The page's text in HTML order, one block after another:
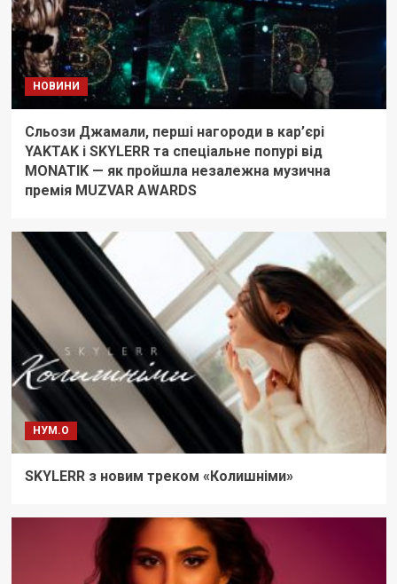
НОВИНИ
Сльози Джамали, перші нагороди в кар’єрі
YAKTAK і SKYLERR та спеціальне попурі від
MONATIK — як пройшла незалежна музична
премія MUZVAR AWARDS
НУМ.О
SKYLERR з новим треком «Колишніми»